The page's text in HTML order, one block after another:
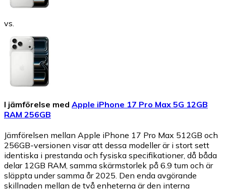
vs.
I jämförelse med Apple iPhone 17 Pro Max 5G 12GB
RAM 256GB
Jämförelsen mellan Apple iPhone 17 Pro Max 512GB och
256GB-versionen visar att dessa modeller är i stort sett
identiska i prestanda och fysiska specifikationer, då båda
delar 12GB RAM, samma skärmstorlek på 6.9 tum och är
släppta under samma år 2025. Den enda avgörande
skillnaden mellan de två enheterna är den interna